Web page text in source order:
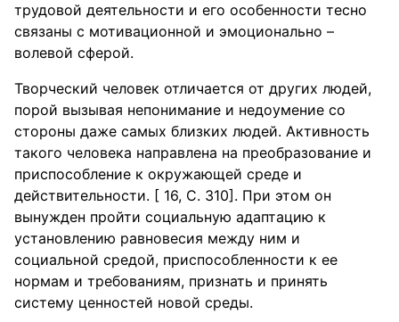
трудовой деятельности и его особенности тесно
связаны с мотивационной и эмоционально –
волевой сферой.
Творческий человек отличается от других людей,
порой вызывая непонимание и недоумение со
стороны даже самых близких людей. Активность
такого человека направлена на преобразование и
приспособление к окружающей среде и
действительности. [ 16, С. 310]. При этом он
вынужден пройти социальную адаптацию к
установлению равновесия между ним и
социальной средой, приспособленности к ее
нормам и требованиям, признать и принять
систему ценностей новой среды.